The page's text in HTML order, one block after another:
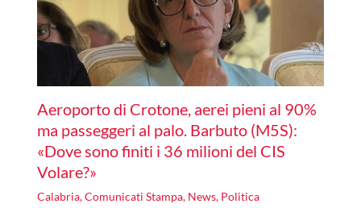
Aeroporto di Crotone, aerei pieni al 90%
ma passeggeri al palo. Barbuto (M5S):
«Dove sono finiti i 36 milioni del CIS
Volare?»
Calabria,Comunicati Stampa, News, Politica